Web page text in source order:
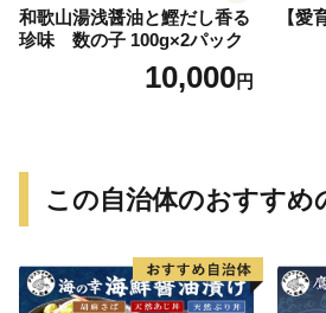
和歌山湯浅醤油と鰹だし香る
珍味 数の子 100g×2パック
10,000円
【愛
この自治体のおすすめ